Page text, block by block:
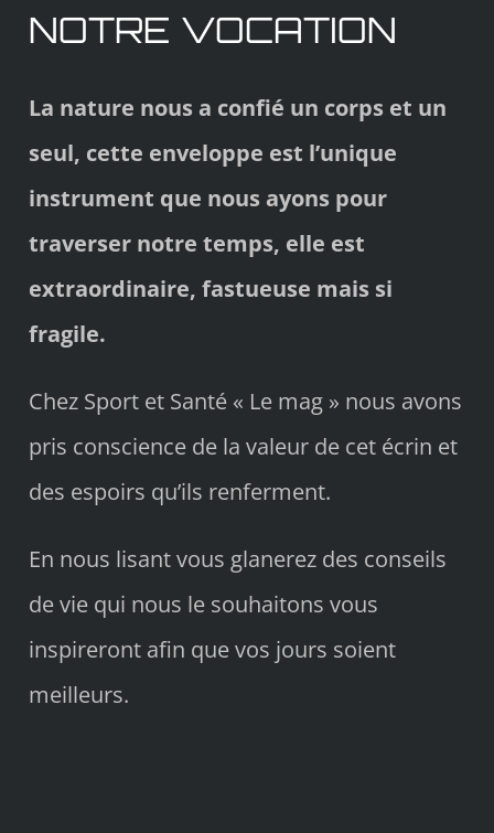
NOTRE VOCATION
La nature nous a confié un corps et un
seul, cette enveloppe est l’unique
instrument que nous ayons pour
traverser notre temps, elle est
extraordinaire, fastueuse mais si
fragile.
Chez Sport et Santé « Le mag » nous avons
pris conscience de la valeur de cet écrin et
des espoirs qu’ils renferment.
En nous lisant vous glanerez des conseils
de vie qui nous le souhaitons vous
inspireront afin que vos jours soient
meilleurs.